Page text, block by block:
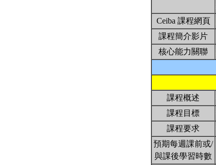
Ceiba 課程網頁
課程簡介影片
核心能力關聯
課程概述
課程目標
課程要求
預期每週課前或/
與課後學習時數